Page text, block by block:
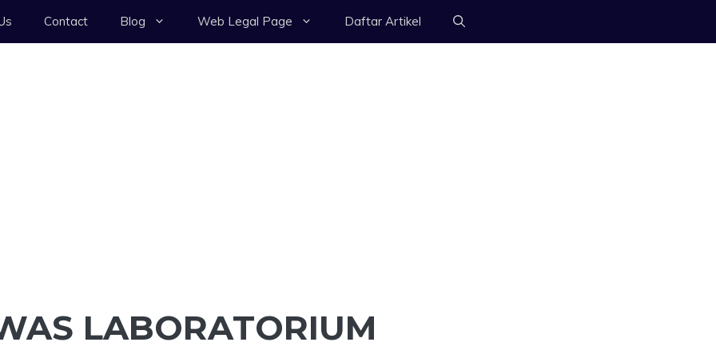
Contact Blog Web Legal Page Daftar Artikel
LABORATORIUM